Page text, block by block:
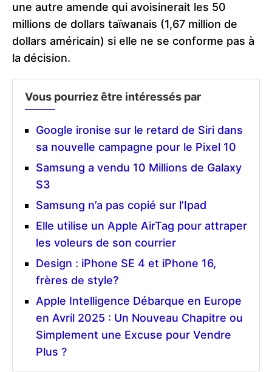
une autre amende qui avoisinerait les 50
millions de dollars taïwanais (1,67 million de
dollars américain) si elle ne se conforme pas à
la décision.
Vous pourriez être intéressés par
Google ironise sur le retard de Siri dans
sa nouvelle campagne pour le Pixel 10
Samsung a vendu 10 Millions de Galaxy
S3
Samsung n’a pas copié sur l’Ipad
Elle utilise un Apple AirTag pour attraper
les voleurs de son courrier
Design : iPhone SE 4 et iPhone 16,
frères de style?
Apple Intelligence Débarque en Europe
en Avril 2025 : Un Nouveau Chapitre ou
Simplement une Excuse pour Vendre
Plus ?